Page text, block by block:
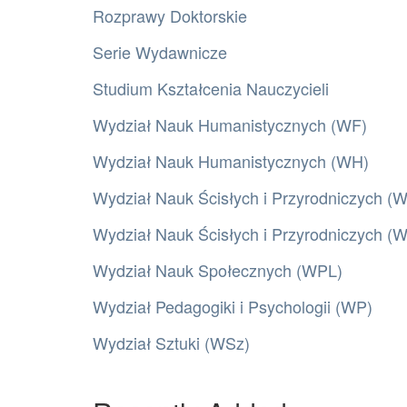
Rozprawy Doktorskie
Serie Wydawnicze
Studium Kształcenia Nauczycieli
Wydział Nauk Humanistycznych (WF)
Wydział Nauk Humanistycznych (WH)
Wydział Nauk Ścisłych i Przyrodniczych
Wydział Nauk Ścisłych i Przyrodniczych
Wydział Nauk Społecznych (WPL)
Wydział Pedagogiki i Psychologii (WP)
Wydział Sztuki (WSz)